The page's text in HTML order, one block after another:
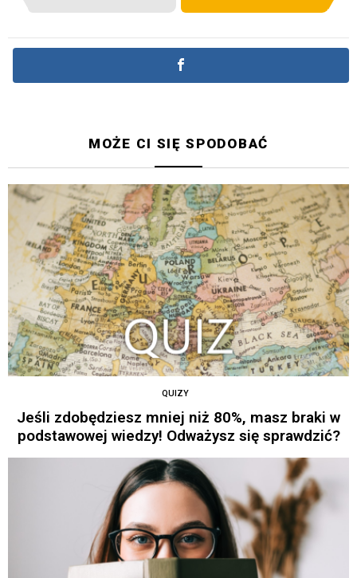
MOŻE CI SIĘ SPODOBAĆ
QUIZY
Jeśli zdobędziesz mniej niż 80%, masz braki w
podstawowej wiedzy! Odważysz się sprawdzić?